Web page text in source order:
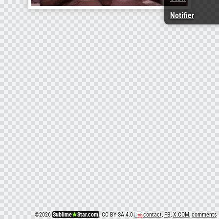
©2026 Sublime★Star.com, CC BY-SA 4.0 contact, FB,X.COM, comments
Notifier